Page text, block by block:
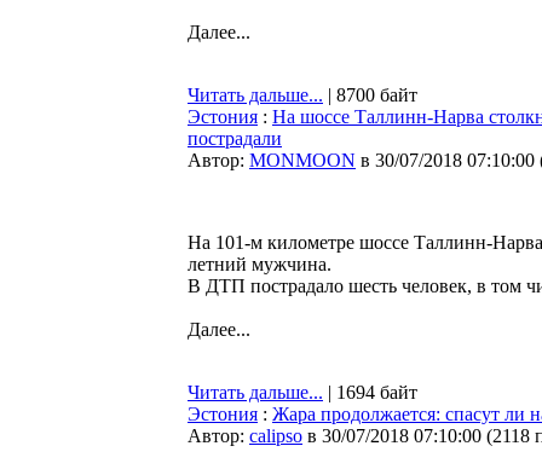
Далее...
Читать дальше... | 8700 байт
Эстония : На шоссе Таллинн-Нарва
пострадали
Автор: MONMOON в 30/07/2018 07:10:00
На 101-м километре шоссе Таллинн-
летний мужчина.
В ДТП пострадало шесть человек, в том
Далее...
Читать дальше... | 1694 байт
Эстония : Жара продолжается: спасут ли
Автор: calipso в 30/07/2018 07:10:00 (2118